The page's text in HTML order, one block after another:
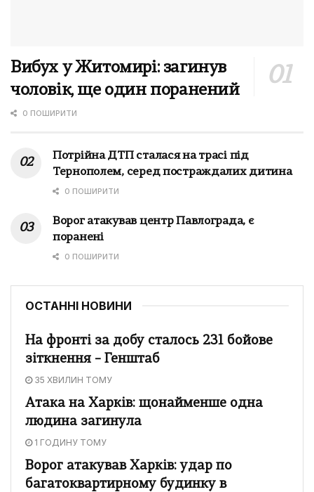
Вибух у Житомирі: загинув
чоловік, ще один поранений
0 ПОШИРИТИ
Потрійна ДТП сталася на трасі під
Тернополем, серед постраждалих дитина
0 ПОШИРИТИ
Ворог атакував центр Павлограда, є
поранені
0 ПОШИРИТИ
ОСТАННІ НОВИНИ
На фронті за добу сталось 231 бойове
зіткнення – Генштаб
35 ХВИЛИН ТОМУ
Атака на Харків: щонайменше одна
людина загинула
1 ГОДИНУ ТОМУ
Ворог атакував Харків: удар по
багатоквартирному будинку в